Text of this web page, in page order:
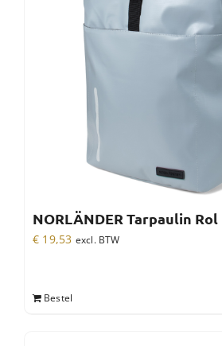
NORLÄNDER Tarpaulin
€ 19,53 excl. BTW
Bestel